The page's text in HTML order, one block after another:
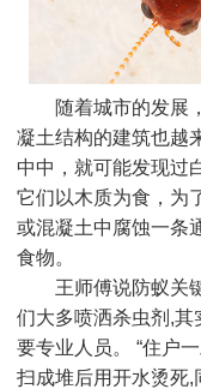
随着城市的发展
凝土结构的建筑也越
中中，就可能发现过
它们以木质为食，为
或混凝土中腐蚀一条
食物。
王师傅说防蚁关
们大多喷洒杀虫剂,其
要专业人员。 “住户
扫成堆后用开水烫死,